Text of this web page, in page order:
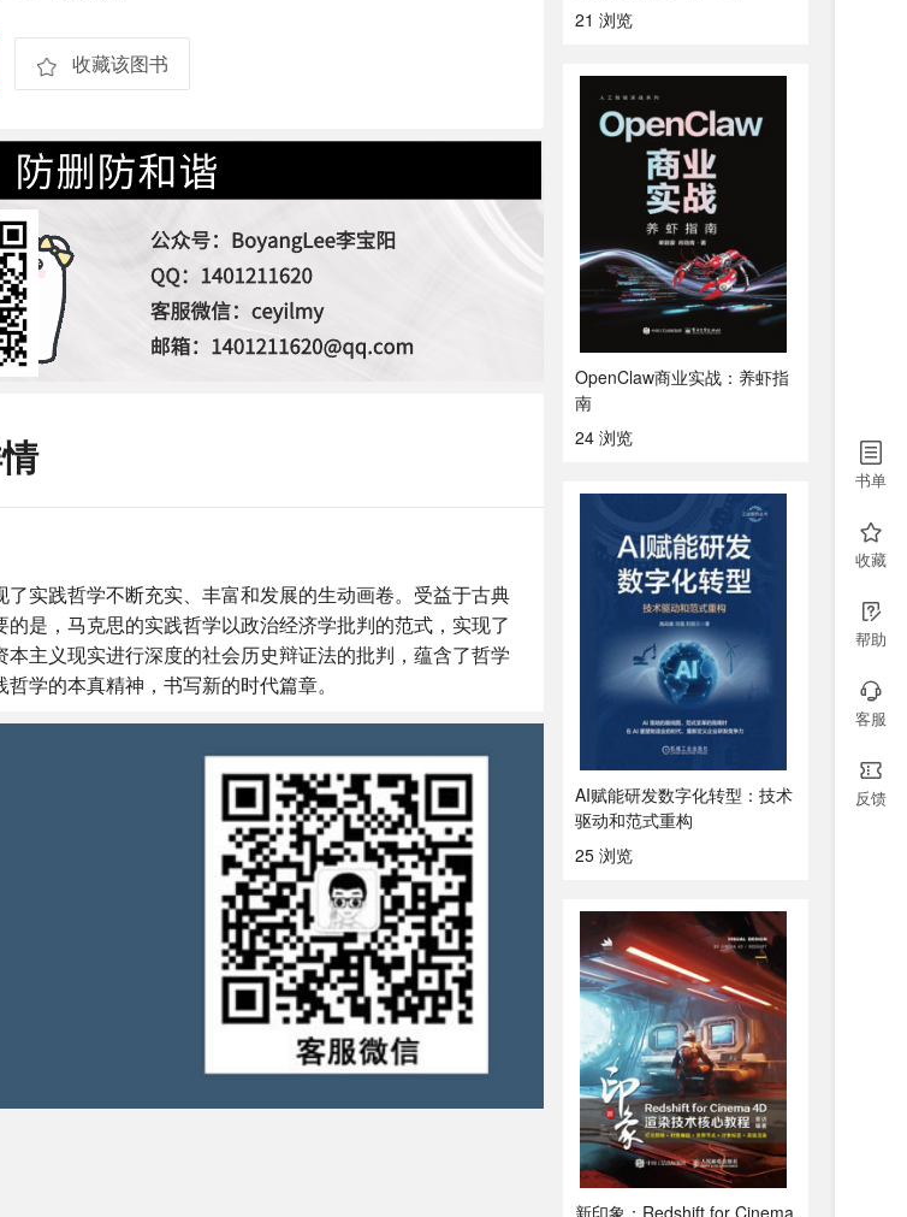
收藏该图书
实践哲学不断充实、丰富和发展的生动画卷。受益于古典
是，马克思的实践哲学以政治经济学批判的范式，实现了
主义现实进行深度的社会历史辩证法的批判，蕴含了哲学
学的本真精神，书写新的时代篇章。
21 浏览
OpenClaw商业实战：养虾指
南
24 浏览
AI赋能研发数字化转型：技术
驱动和范式重构
25 浏览
新印象：Redshift for Cinema
书单
收藏
帮助
客服
反馈